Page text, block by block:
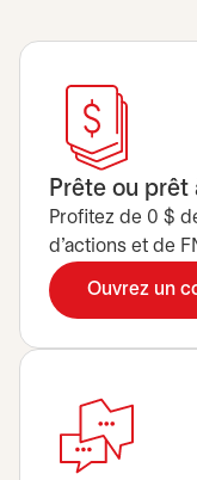
Prête ou
Profitez de 0 $
d’actions et de
Ouvrez un